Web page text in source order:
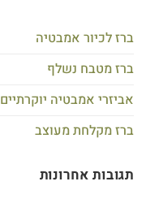
ברז לכיור אמבטיה
ברז מטבח נשלף
אביזרי אמבטיה יוקרתיים
ברז מקלחת מעוצב
תגובות אחרונות